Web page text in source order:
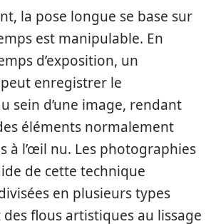
la pose longue se base sur
est manipulable. En
d’exposition, un
enregistrer le
sein d’une image, rendant
éléments normalement
à l’œil nu. Les photographies
de cette technique
en plusieurs types
des flous artistiques au lissage